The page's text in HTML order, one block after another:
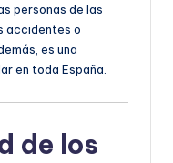
personas de las
accidentes o
es una
en toda España.
de los